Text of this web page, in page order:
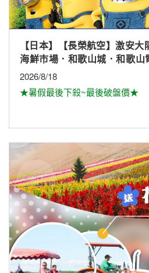
【日本】【長榮航空】激安
海鮮市場．和歌山城．和歌山
城
2026/8/18
★暑假最後下殺~最後破盤價★